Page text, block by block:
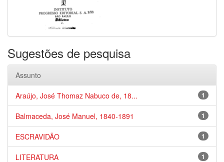
Sugestões de pesquisa
Assunto
1
Araújo, José Thomaz Nabuco de, 18...
1
Balmaceda, José Manuel, 1840-1891
1
ESCRAVIDÃO
1
LITERATURA